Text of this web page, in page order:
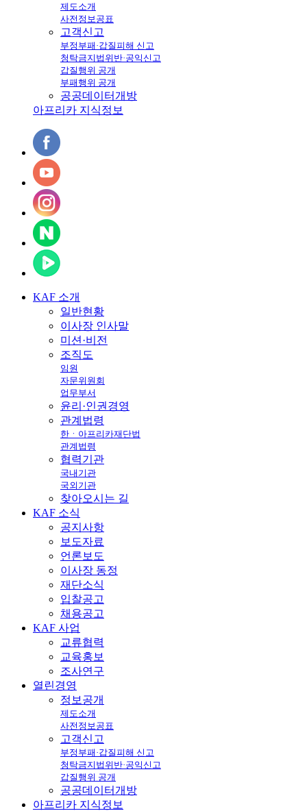
제도소개
사전정보공표
고객신고
부정부패·갑질피해 신고
청탁금지법위반·공익신고
갑질행위 공개
부패행위 공개
공공데이터개방
아프리카 지식정보
KAF 소개
일반현황
이사장 인사말
미션·비전
조직도
임원
자문위원회
업무부서
윤리·인권경영
관계법령
한ㆍ아프리카재단법
관계법령
협력기관
국내기관
국외기관
찾아오시는 길
KAF 소식
공지사항
보도자료
언론보도
이사장 동정
재단소식
입찰공고
채용공고
KAF 사업
교류협력
교육홍보
조사연구
열린경영
정보공개
제도소개
사전정보공표
고객신고
부정부패·갑질피해 신고
청탁금지법위반·공익신고
갑질행위 공개
공공데이터개방
아프리카 지식정보